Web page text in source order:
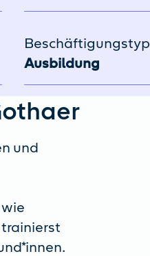
Beschäftigungstyp
Ausbildung
und